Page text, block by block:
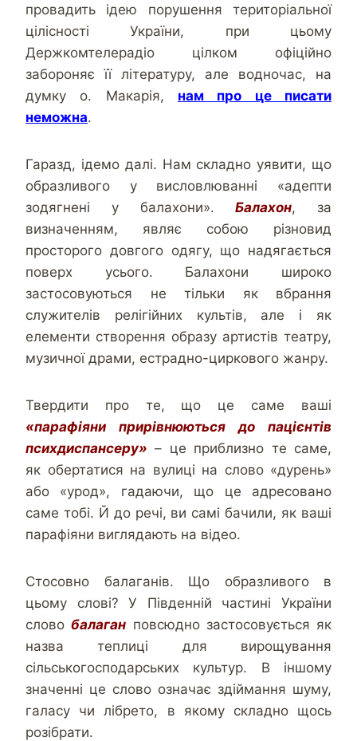
провадить ідею порушення територіальної
цілісності України, при цьому
Держкомтелерадіо цілком офіційно
забороняє її літературу, але водночас, на
думку о. Макарія, нам про це писати
неможна.
Гаразд, ідемо далі. Нам складно уявити, що
образливого у висловлюванні «адепти
зодягнені у балахони».Балахон, за
визначенням, являє собою різновид
просторого довгого одягу, що надягається
поверх усього. Балахони широко
застосовуються не тільки як вбрання
служителів релігійних культів, але і як
елементи створення образу артистів театру,
музичної драми, естрадно-циркового жанру.
Твердити про те, що це саме ваші
«парафіяни прирівнюються до пацієнтів
психдиспансеру» – це приблизно те саме,
як обертатися на вулиці на слово «дурень»
або «урод», гадаючи, що це адресовано
саме тобі. Й до речі, ви самі бачили, як ваші
парафіяни виглядають на відео.
Стосовно балаганів. Що образливого в
цьому слові? У Південній частині України
словобалаган повсюдно застосовується як
назва теплиці для вирощування
сільськогосподарських культур. В іншому
значенні це слово означає здіймання шуму,
галасу чи лібрето, в якому складно щось
розібрати.